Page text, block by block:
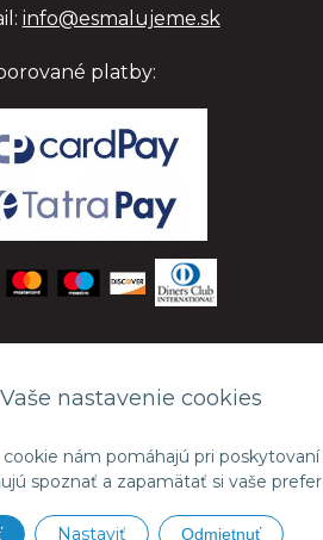
Vaše nastavenie cookies
nám pomáhajú pri poskytovaní
spoznať a zapamätať si vaše
Nastaviť Odmietnuť
info@esmalujeme.sk
platby: